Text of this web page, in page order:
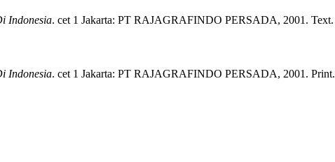
Indonesia. cet 1 Jakarta: PT RAJAGRAFINDO PERSADA, 2001. Text.
Indonesia. cet 1 Jakarta: PT RAJAGRAFINDO PERSADA, 2001. Print.